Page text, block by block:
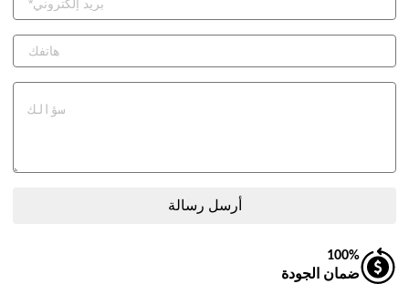
100%
ضمان الجودة